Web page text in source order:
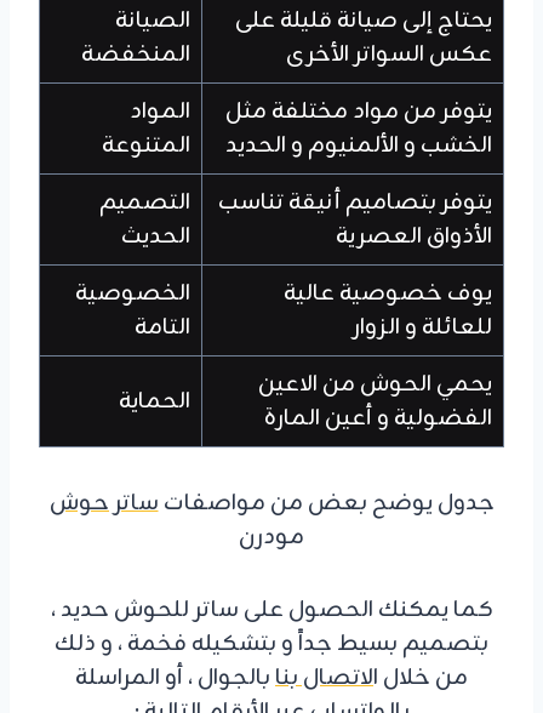
يحتاج إلى صيانة قليلة على
عكس السواتر الأخرى
الصيانة
المنخفضة
يتوفر من مواد مختلفة مثل
الخشب و الألمنيوم و الحديد
المواد
المتنوعة
يتوفر بتصاميم أنيقة تناسب
الأذواق العصرية
التصميم
الحديث
يوف خصوصية عالية
للعائلة و الزوار
الخصوصية
التامة
يحمي الحوش من الاعين
الفضولية و أعين المارة
الحماية
جدول يوضح بعض من مواصفاتساتر حوش
مودرن
كما يمكنك الحصول على ساتر للحوش حديد ،
بتصميم بسيط جداً و بتشكيله فخمة ، و ذلك
من خلال الاتصال بنابالجوال ، أو المراسلة